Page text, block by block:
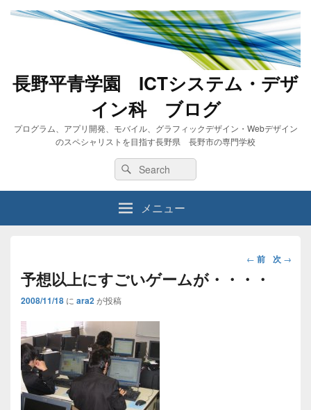
長野平青学園 ICTシステム・デザ
イン科 ブログ
プログラム、アプリ開発、モバイル、グラフィックデザイン・Webデザイン
のスペシャリストを目指す長野県 長野市の専門学校
Search
for:
Search
メニュー
投
← 前 次 →
予想以上にすごいゲームが・・・・
2008/11/18 に ara2が投稿